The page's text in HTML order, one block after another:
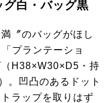
グ白・バッグ黒
〞のバッグがほし
プランテーショ
H38×W30×D5・持
。凹凸のあるドット
ラップを取りはず